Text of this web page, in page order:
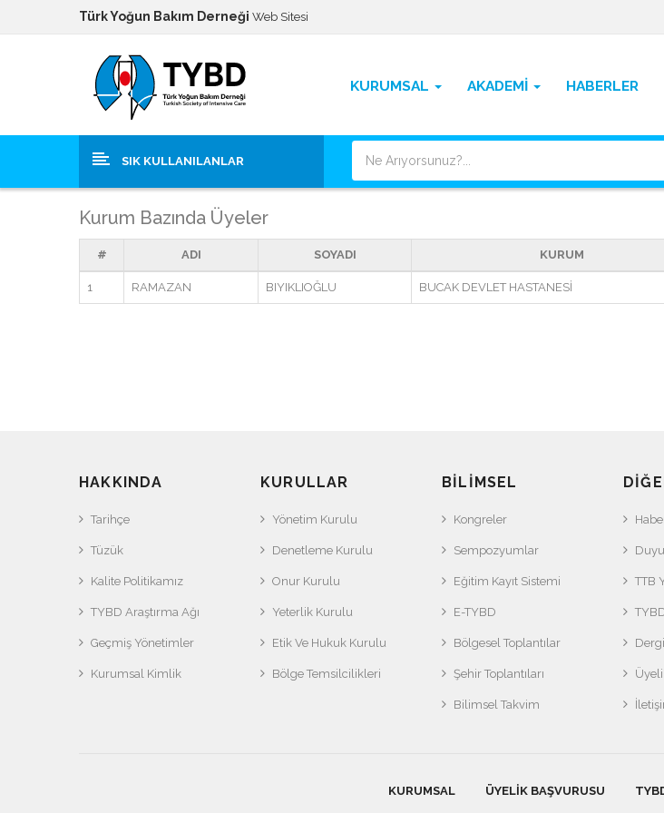
Türk Yoğun Bakım Derneği Web Sitesi
KURUMSAL AKADEMİ HABERLER
SIK KULLANILANLAR
Kurum Bazında Üyeler
# ADI SOYADI KURUM
1 RAMAZAN BIYIKLIOĞLU BUCAK DEVLET HASTANESİ
HAKKINDA
Tarihçe
Tüzük
Kalite Politikamız
TYBD Araştırma Ağı
Geçmiş Yönetimler
Kurumsal Kimlik
KURULLAR
Yönetim Kurulu
Denetleme Kurulu
Onur Kurulu
Yeterlik Kurulu
Etik Ve Hukuk Kurulu
Bölge Temsilcilikleri
BILIMSEL
Kongreler
Sempozyumlar
Eğitim Kayıt Sistemi
E-TYBD
Bölgesel Toplantılar
Şehir Toplantıları
Bilimsel Takvim
TTB
Dergi
KURUMSAL ÜYELIK BAŞVURUSU